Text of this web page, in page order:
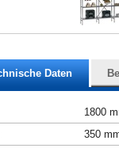
Daten
1800
350